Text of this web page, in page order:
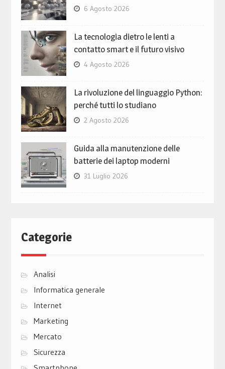
6 Agosto 2026
La tecnologia dietro le lenti a
contatto smart e il futuro visivo
4 Agosto 2026
La rivoluzione del linguaggio Python:
perché tutti lo studiano
2 Agosto 2026
Guida alla manutenzione delle
batterie dei laptop moderni
31 Luglio 2026
Categorie
Analisi
Informatica generale
Internet
Marketing
Mercato
Sicurezza